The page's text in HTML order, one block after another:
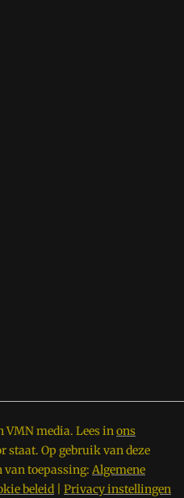
VMN media. Lees inons
staat. Op gebruik van deze
van toepassing: Algemene
beleid Privacy instellingen